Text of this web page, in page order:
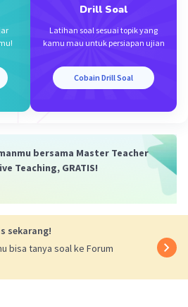
Drill Soal
Latihan soal sesuai topik yang
kamu mau untuk persiapan ujian
Cobain Drill Soal
bersama Master Teacher
Teaching, GRATIS!
sekarang!
bisa tanya soal ke Forum